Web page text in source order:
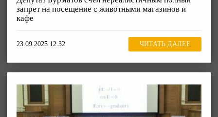
запрет на посещение с животными магазинов и
кафе
23.09.2025 12:32 ЧИТАТЬ ДАЛЕЕ